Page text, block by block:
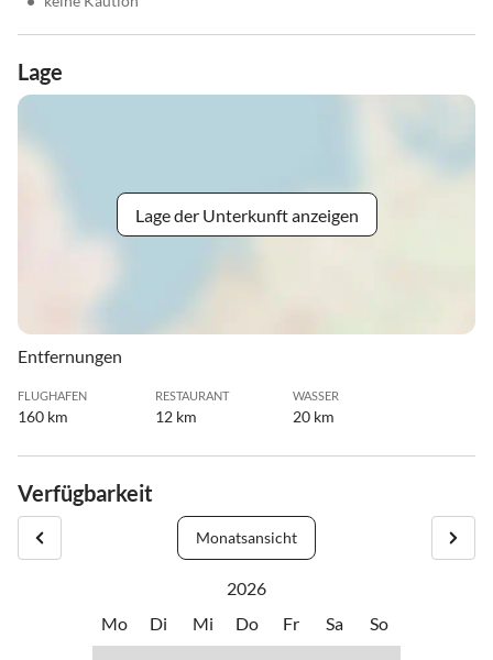
Lage
Lage der Unterkunft anzeigen
Entfernungen
FLUGHAFEN
160 km
RESTAURANT
12 km
WASSER
20 km
Verfügbarkeit
Monatsansicht
2026
Mo
Di Mi Do Fr Sa So